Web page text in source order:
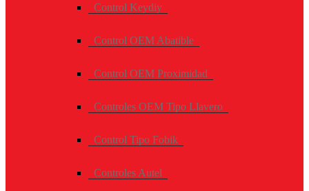
Control Keydiy
Control OEM Abatible
Control OEM Proximidad
Controles OEM Tipo Llavero
Control Tipo Fobik
Controles Autel